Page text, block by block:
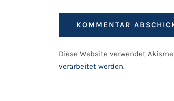
Diese Website verwendet
verarbeitet werden.